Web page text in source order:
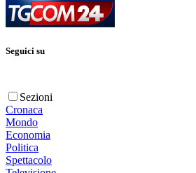
Seguici su
Sezioni
Cronaca
Mondo
Economia
Politica
Spettacolo